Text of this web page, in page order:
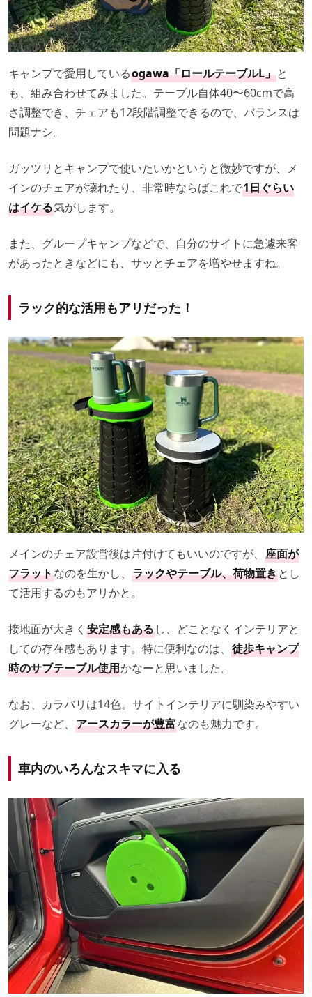
キャンプで愛用しているogawa「ロールテーブルL」と
も、組み合わせてみました。テーブル自体40〜60cmで高
さ調整でき、チェアも12段階調整できるので、バランスは
問題ナシ。
ガッツリとキャンプで使いたいかというと微妙ですが、メ
インのチェアが壊れたり、非常時ならばこれで1日ぐらい
はイケる気がします。
また、グループキャンプなどで、自分のサイトに急遽来客
があったときなどにも、サッとチェアを増やせますね。
ラック的な活用もアリだった！
メインのチェア設営後は片付けてもいいのですが、 座面が
フラットなのを生かし、 ラックやテーブル、荷物置きとし
て活用するのもアリかと。
接地面が大きく 安定感もあるし、どことなくインテリアと
しての存在感もあります。特に便利なのは、 徒歩キャンプ
時のサブテーブル使用かなーと思いました。
なお、カラバリは14色。サイトインテリアに馴染みやすい
グレーなど、 アースカラーが豊富なのも魅力です。
車内のいろんなスキマに入る